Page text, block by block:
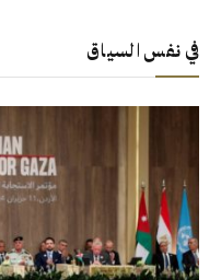
في نفس السياق